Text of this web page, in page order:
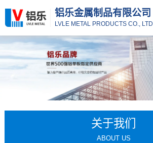
铝乐金属制品有限公司
LVLE METAL PRODUCTS CO., LTD
关于我们
ABOUT US